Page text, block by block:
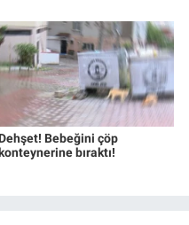
Dehşet! Bebeğini çöp
bıraktı!